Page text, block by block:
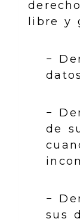
libre y
−
−
de
−
sus